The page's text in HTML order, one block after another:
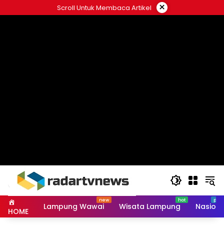
to
Scroll Untuk Membaca Artikel ×
HOME Lampung Wawai Wisata Lampung